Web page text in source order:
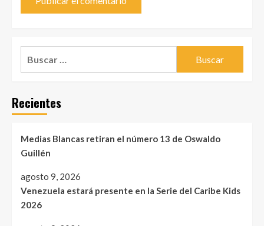
Recientes
Medias Blancas retiran el número 13 de Oswaldo
Guillén
agosto 9, 2026
Venezuela estará presente en la Serie del Caribe Kids
2026